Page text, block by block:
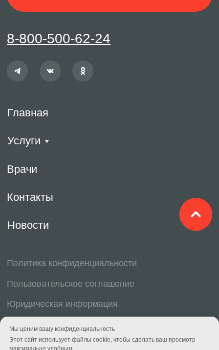
Мы ценим вашу конфиденциальность
Этот сайт использует файлы cookie, чтобы сделать ваш просмотр
максимально удобным.